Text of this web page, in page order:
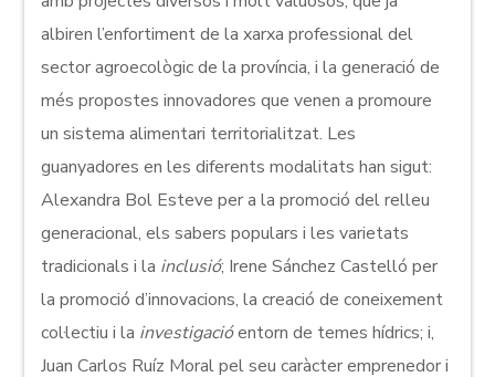
albiren l’enfortiment de la xarxa professional del
sector agroecològic de la província, i la generació de
més propostes innovadores que venen a promoure
un sistema alimentari territorialitzat. Les
guanyadores en les diferents modalitats han sigut:
Alexandra Bol Esteve per a la promoció del relleu
generacional, els sabers populars i les varietats
tradicionals i la inclusió; Irene Sánchez Castelló per
la promoció d’innovacions, la creació de coneixement
col·lectiu i la investigacióentorn de temes hídrics; i,
Juan Carlos Ruíz Moral pel seu caràcter emprenedor i